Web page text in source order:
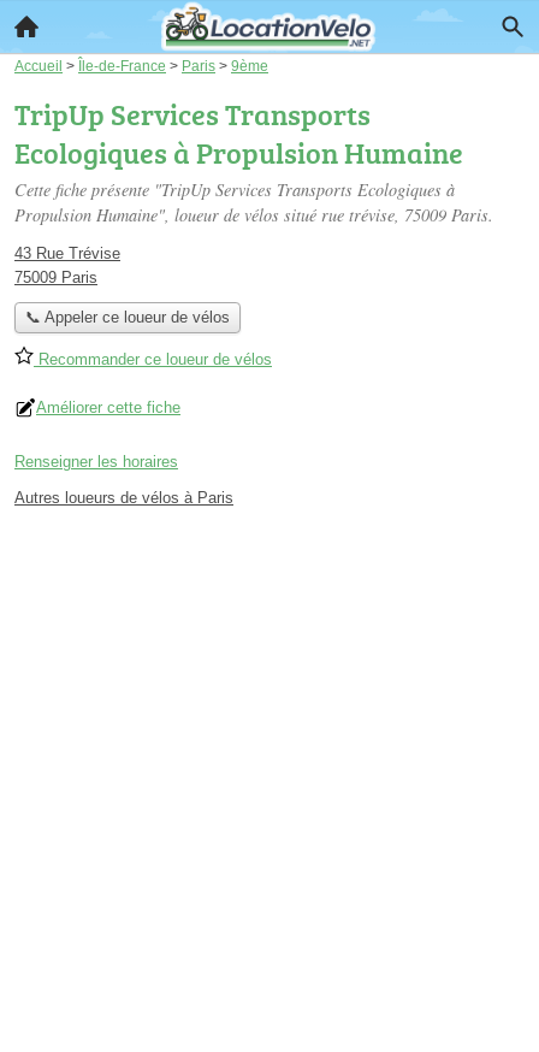
Accueil > Île-de-France > Paris > 9ème
TripUp Services Transports
Ecologiques à Propulsion Humaine
Cette fiche présente "TripUp Services Transports Ecologiques à
Propulsion Humaine", loueur de vélos situé rue trévise, 75009 Paris.
43 Rue Trévise
75009 Paris
📞 Appeler ce loueur de vélos
Recommander ce loueur de vélos
Améliorer cette fiche
Renseigner les horaires
Autres loueurs de vélos à Paris